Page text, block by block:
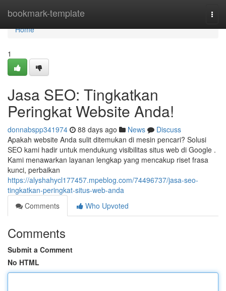
bookmark-template
Home
Home
1
Jasa SEO: Tingkatkan
Peringkat Website Anda!
donnabspp341974 88 days ago News
Discuss
Apakah website Anda sulit ditemukan di mesin pencari? Solusi
SEO kami hadir untuk mendukung visibilitas situs web di Google .
Kami menawarkan layanan lengkap yang mencakup riset frasa
kunci, perbaikan
https://alyshahycl177457.mpeblog.com/74496737/jasa-seo-
tingkatkan-peringkat-situs-web-anda
Comments
Who Upvoted
Comments
Submit a Comment
No HTML